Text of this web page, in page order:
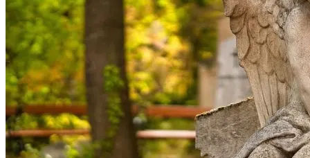
Ekonomika obchod a doprava
Trnavský kraj
Výlet
Hrady
Zámok
Podujatia
Výstava
Galéria
Divadlo
Festival